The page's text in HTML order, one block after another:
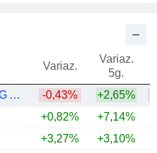
Variaz.
Variaz.
5g.
STRAUMANN HOLDING AG -0,43% +2,65%
+0,82% +7,14%
+3,27% +3,10%